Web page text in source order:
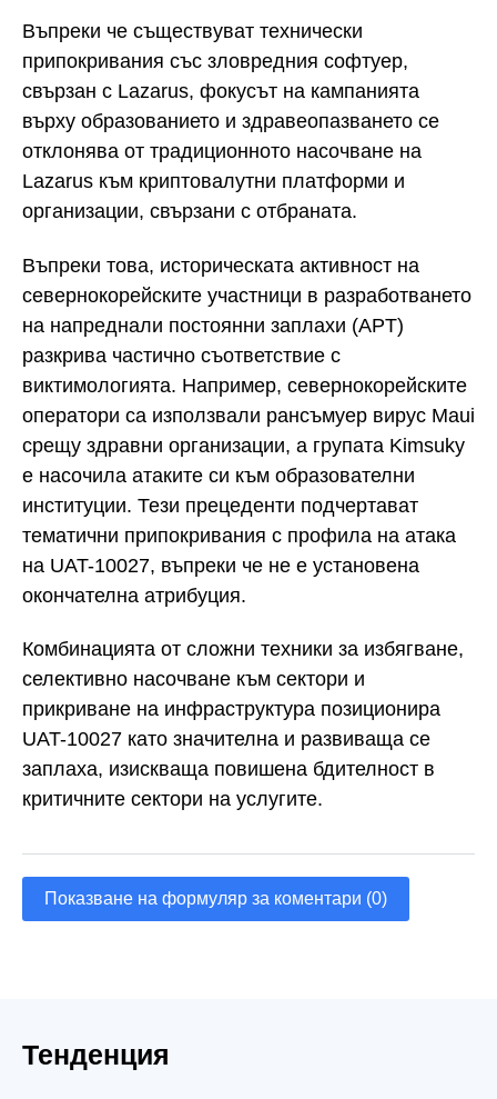
Въпреки че съществуват технически
припокривания със зловредния софтуер,
свързан с Lazarus, фокусът на кампанията
върху образованието и здравеопазването се
отклонява от традиционното насочване на
Lazarus към криптовалутни платформи и
организации, свързани с отбраната.
Въпреки това, историческата активност на
севернокорейските участници в разработването
на напреднали постоянни заплахи (APT)
разкрива частично съответствие с
виктимологията. Например, севернокорейските
оператори са използвали рансъмуер вирус Maui
срещу здравни организации, а групата Kimsuky
е насочила атаките си към образователни
институции. Тези прецеденти подчертават
тематични припокривания с профила на атака
на UAT-10027, въпреки че не е установена
окончателна атрибуция.
Комбинацията от сложни техники за избягване,
селективно насочване към сектори и
прикриване на инфраструктура позиционира
UAT-10027 като значителна и развиваща се
заплаха, изискваща повишена бдителност в
критичните сектори на услугите.
Показване на формуляр за коментари (0)
Тенденция